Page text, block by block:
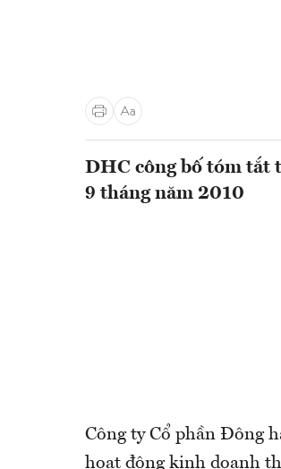
DHC công bố tóm tắt
9 tháng năm 2010
Công ty Cổ phần Đông
hoạt động kinh doanh